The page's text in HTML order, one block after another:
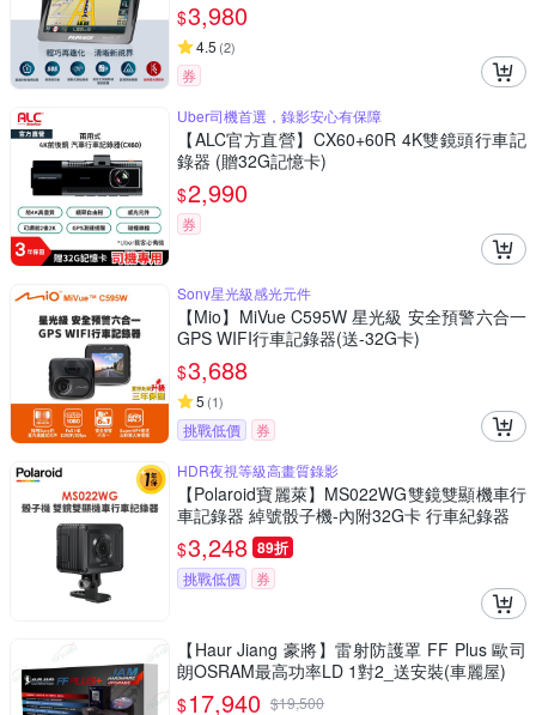
$3,980
4.5 (2)
券
Uber司機首選，錄影安心有保障
【ALC官方直營】CX60+60R 4K雙鏡頭行車記
錄器 (贈32G記憶卡)
$2,990
券
Sony星光級感光元件
【Mio】MiVue C595W 星光級 安全預警六合一
GPS WIFI行車記錄器(送-32G卡)
$3,688
5 (1)
挑戰低價
券
HDR夜視等級高畫質錄影
【Polaroid寶麗萊】MS022WG雙鏡雙顯機車行
車記錄器 綽號骰子機-內附32G卡 行車紀錄器
$3,248 89折
挑戰低價 券
【Haur Jiang 豪將】雷射防護罩 FF Plus 歐司
朗OSRAM最高功率LD 1對2_送安裝(車麗屋)
$17,940 $19,500